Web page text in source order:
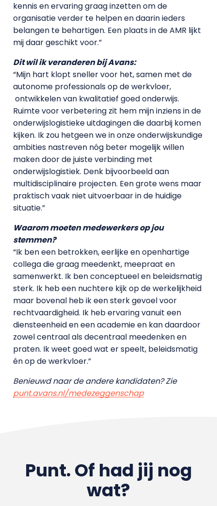
kennis en ervaring graag inzetten om de
organisatie verder te helpen en daarin ieders
belangen te behartigen. Een plaats in de AMR lijkt
mij daar geschikt voor.”
Dit wil ik veranderen bij Avans:
“Mijn hart klopt sneller voor het, samen met de
autonome professionals op de werkvloer,
ontwikkelen van kwalitatief goed onderwijs.
Ruimte voor verbetering zit hem mijn inziens in de
onderwijslogistieke uitdagingen die daarbij komen
kijken. Ik zou hetgeen we in onze onderwijskundige
ambities nastreven nóg beter mogelijk willen
maken door de juiste verbinding met
onderwijslogistiek. Denk bijvoorbeeld aan
multidisciplinaire projecten. Een grote wens maar
praktisch vaak niet uitvoerbaar in de huidige
situatie.”
Waarom moeten medewerkers op jou
stemmen?
“Ik ben een betrokken, eerlijke en openhartige
collega die graag meedenkt, meepraat en
samenwerkt. Ik ben conceptueel en beleidsmatig
sterk. Ik heb een nuchtere kijk op de werkelijkheid
maar bovenal heb ik een sterk gevoel voor
rechtvaardigheid. Ik heb ervaring vanuit een
diensteenheid en een academie en kan daardoor
zowel centraal als decentraal meedenken en
praten. Ik weet goed wat er speelt, beleidsmatig
én op de werkvloer.”
Benieuwd naar de andere kandidaten? Zie
punt.avans.nl/medezeggenschap
Punt. Of had jij nog
wat?